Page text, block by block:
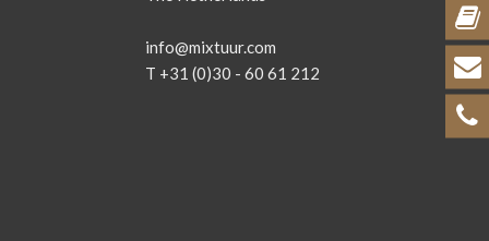
info@mixtuur.com
T +31 (0)30 - 60 61 212